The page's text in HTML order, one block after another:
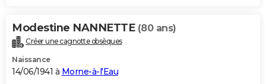
Modestine NANNETTE (80 ans)
Créer une cagnotte obsèques
Naissance
14/06/1941 à Morne-à-l'Eau